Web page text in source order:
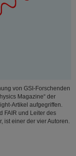
von GSI-Forschenden
Magazine“ der
Artikel aufgegriffen.
FAIR und Leiter des
ist einer der vier Autoren.